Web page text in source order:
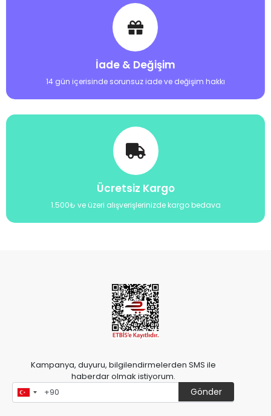
İade & Değişim
14 gün içerisinde sorunsuz iade ve değişim hakkı
Ücretsiz Kargo
1.500₺ ve üzeri alışverişlerinizde kargo bedava
Kampanya, duyuru, bilgilendirmelerden SMS ile
haberdar olmak istiyorum.
Gönder